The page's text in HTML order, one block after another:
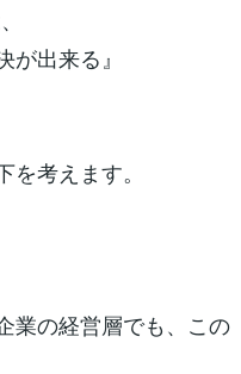
出来る』
考えます。
業の経営層でも、この